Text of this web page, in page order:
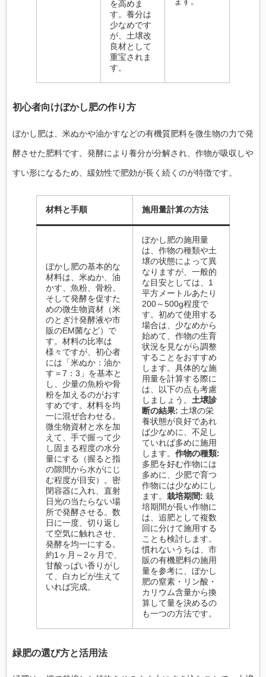
を高めま
す。養分は
少なめです
が、土壌改
良材として
重宝されま
す。
初心者向けぼかし肥の作り方
ぼかし肥は、米ぬかや油かすなどの有機質肥料を微生物の力で発
酵させた肥料です。発酵により養分が分解され、作物が吸収しや
すい形になるため、緩効性で肥効が長く続くのが特徴です。
材料と手順 施用量計算の方法
ぼかし肥の基本的な
材料は、米ぬか、油
かす、魚粉、骨粉、
そして発酵を促すた
めの微生物資材（米
のとぎ汁発酵液や市
販のEM菌など）で
す。材料の比率は
様々ですが、初心者
には「米ぬか：油か
す＝7：3」を基本と
し、少量の魚粉や骨
粉を加えるのがおす
すめです。材料を均
一に混ぜ合わせる。
微生物資材と水を加
えて、手で握って少
し固まる程度の水分
量にする（握ると指
の隙間から水がにじ
む程度が目安）。密
閉容器に入れ、直射
日光の当たらない場
所で発酵させる。数
日に一度、切り返し
て空気に触れさせ、
発酵を均一にする。
約1ヶ月～2ヶ月で、
甘酸っぱい香りがし
て、白カビが生えて
いれば完成。
ぼかし肥の施用量
は、作物の種類や土
壌の状態によって異
なりますが、一般的
な目安としては、1
平方メートルあたり
200～500g程度で
す。初めて使用する
場合は、少なめから
始めて、作物の生育
状況を見ながら調整
することをおすすめ
します。具体的な施
用量を計算する際に
は、以下の点も考慮
しましょう。 土壌診
断の結果: 土壌の栄
養状態が良好であれ
ば少なめに、不足し
ていれば多めに施用
します。 作物の種類:
多肥を好む作物には
多めに、少肥で育つ
作物には少なめにし
ます。 栽培期間: 栽
培期間が長い作物に
は、追肥として複数
回に分けて施用する
ことも検討します。
慣れないうちは、市
販の有機肥料の施用
量を参考に、ぼかし
肥の窒素・リン酸・
カリウム含量から換
算して量を決めるの
も一つの方法です。
緑肥の選び方と活用法